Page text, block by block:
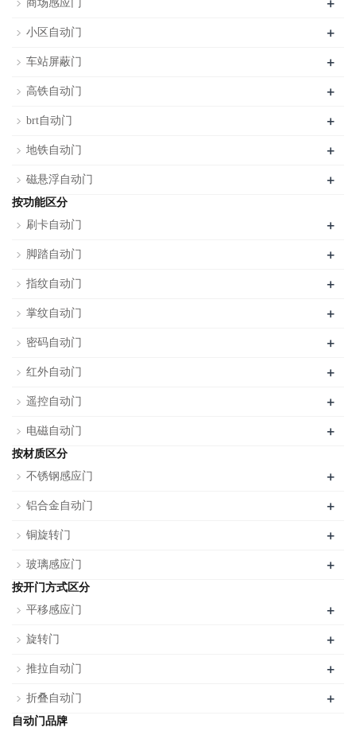
商场感应门
小区自动门 +
车站屏蔽门 +
高铁自动门 +
brt自动门 +
地铁自动门 +
磁悬浮自动门 +
按功能区分
刷卡自动门
+
脚踏自动门 +
指纹自动门 +
掌纹自动门 +
密码自动门 +
红外自动门 +
遥控自动门 +
电磁自动门 +
按材质区分
不锈钢感应门
+
铝合金自动门 +
铜旋转门 +
玻璃感应门 +
按开门方式区分
平移感应门
+
旋转门 +
推拉自动门 +
折叠自动门 +
自动门品牌